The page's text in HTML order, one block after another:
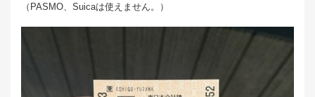
（PASMO、Suicaは使えません。）